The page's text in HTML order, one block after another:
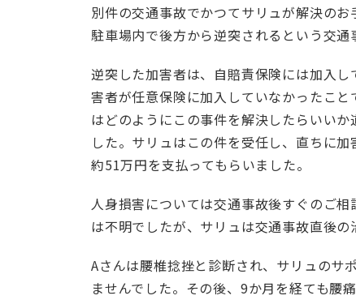
別件の交通事故でかつてサリュが解決の
駐車場内で後方から逆突されるという交通
逆突した加害者は、自賠責保険には加入
害者が任意保険に加入していなかったこ
はどのようにこの事件を解決したらいい
した。サリュはこの件を受任し、直ちに
約51万円を支払ってもらいました。
人身損害については交通事故後すぐのご
は不明でしたが、サリュは交通事故直後
Aさんは腰椎捻挫と診断され、サリュのサ
ませんでした。その後、9か月を経ても腰